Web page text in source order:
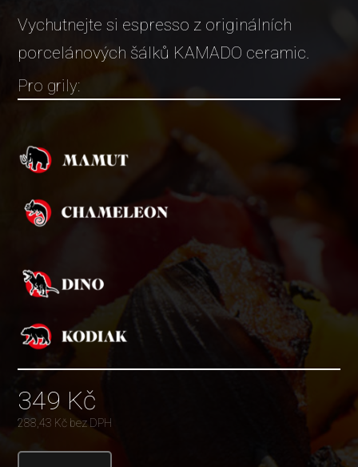
Vychutnejte si espresso z originálních
porcelánových šálků KAMADO ceramic.
Pro grily:
349 Kč
288,43 Kč bez DPH